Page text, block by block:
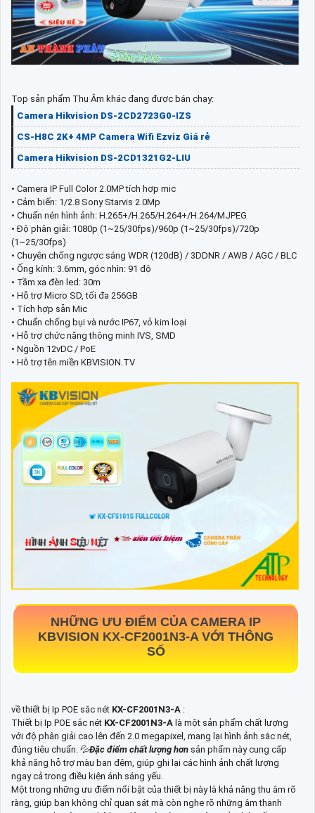
Top sản phẩm Thu Âm khác đang được bán chạy:
Camera Hikvision DS-2CD2723G0-IZS
CS-H8C 2K+ 4MP Camera Wifi Ezviz Giá rẻ
Camera Hikvision DS-2CD1321G2-LIU
• Camera IP Full Color 2.0MP tích hợp mic
• Cảm biến: 1/2.8 Sony Starvis 2.0Mp
• Chuẩn nén hình ảnh: H.265+/H.265/H.264+/H.264/MJPEG
• Độ phân giải: 1080p (1~25/30fps)/960p (1~25/30fps)/720p
(1~25/30fps)
• Chuyên chống ngược sáng WDR (120dB) / 3DDNR / AWB / AGC / BLC
• Ống kính: 3.6mm, góc nhìn: 91 độ
• Tầm xa đèn led: 30m
• Hỗ trợ Micro SD, tối đa 256GB
• Tích hợp sẵn Mic
• Chuẩn chống bụi và nước IP67, vỏ kim loại
• Hỗ trợ chức năng thông minh IVS, SMD
• Nguồn 12vDC / PoE
• Hỗ trợ tên miền KBVISION.TV
NHỮNG ƯU ĐIỂM CỦA CAMERA IP
KBVISION KX-CF2001N3-A VỚI THÔNG
SỐ
về thiết bị Ip POE sắc nét KX-CF2001N3-A :
Thiết bị Ip POE sắc nét KX-CF2001N3-A là một sản phẩm chất lượng
với độ phân giải cao lên đến 2.0 megapixel, mang lại hình ảnh sắc nét,
đúng tiêu chuẩn. 💦Đặc điểm chất lượng hơn sản phẩm này cung cấp
khả năng hỗ trợ màu ban đêm, giúp ghi lại các hình ảnh chất lượng
ngay cả trong điều kiện ánh sáng yếu.
Một trong những ưu điểm nổi bật của thiết bị này là khả năng thu âm rõ
ràng, giúp bạn không chỉ quan sát mà còn nghe rõ những âm thanh